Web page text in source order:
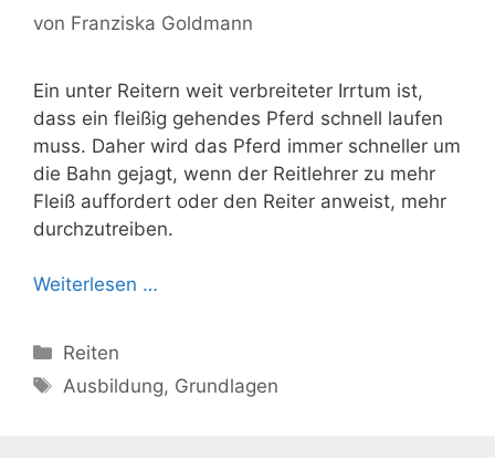
von Franziska Goldmann
Ein unter Reitern weit verbreiteter Irrtum ist,
dass ein fleißig gehendes Pferd schnell laufen
muss. Daher wird das Pferd immer schneller um
die Bahn gejagt, wenn der Reitlehrer zu mehr
Fleiß auffordert oder den Reiter anweist, mehr
durchzutreiben.
Weiterlesen …
Kategorien
Reiten
Schlagwörter
Ausbildung, Grundlagen